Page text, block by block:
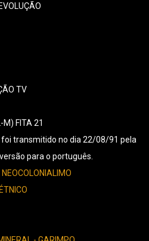
TV
FITA 21
foi transmitido no dia 22/08/91 pela
para o português.